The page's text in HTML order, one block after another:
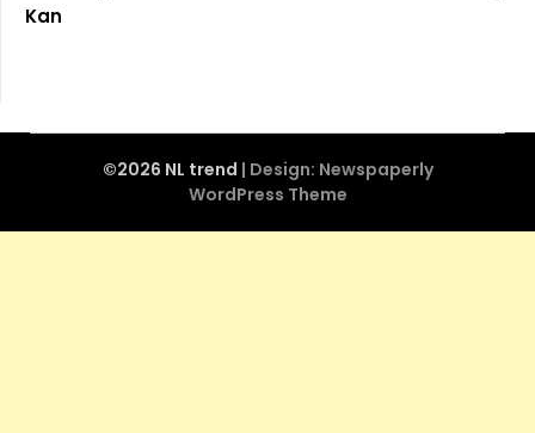
Kan
©2026 NL trend | Design: Newspaperly
WordPress Theme